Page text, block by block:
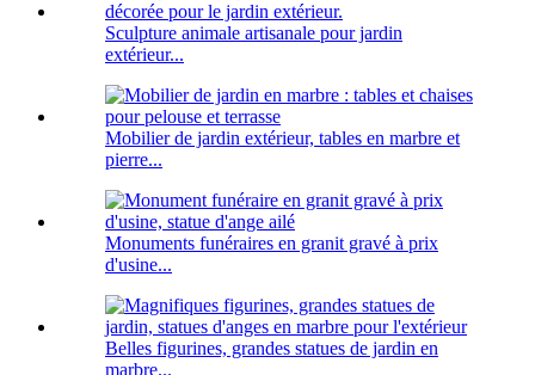
Sculpture animale artisanale pour jardin
extérieur...
Mobilier de jardin extérieur, tables en marbre et
pierre...
Monuments funéraires en granit gravé à prix
d'usine...
Belles figurines, grandes statues de jardin en
marbre...